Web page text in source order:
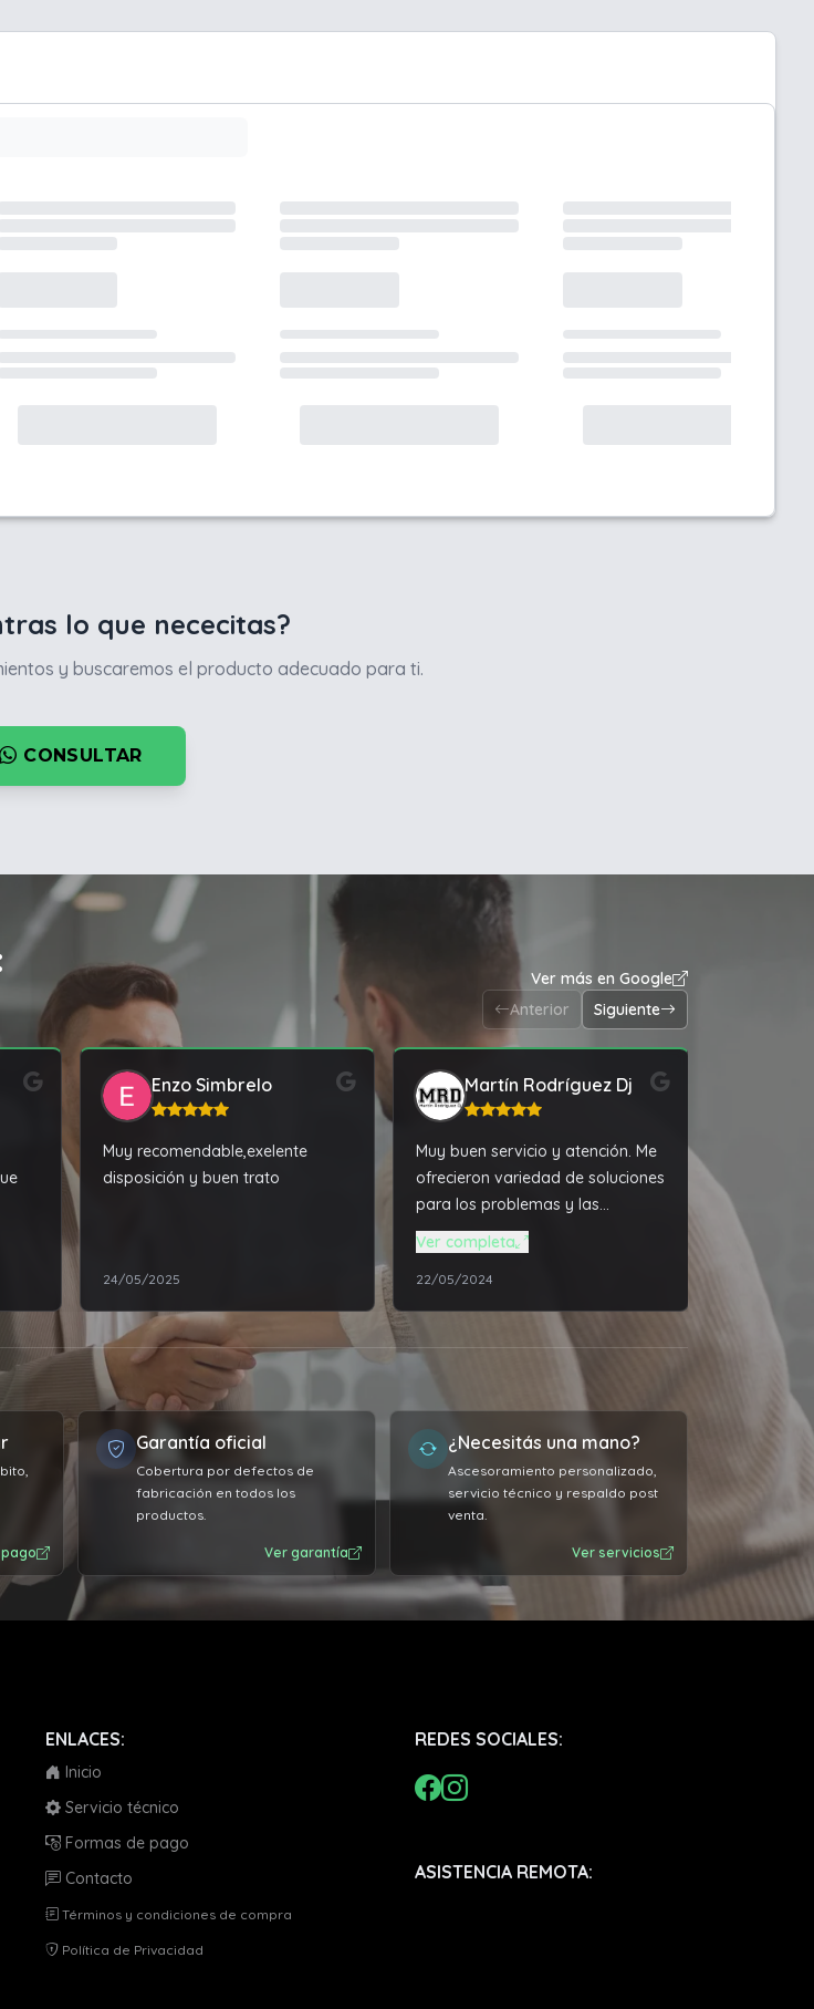
lo que nececitas?
y buscaremos el producto adecuado para ti.
CONSULTAR
Ver más en Google
Anterior
Siguiente
Enzo Simbrelo
Muy recomendable,exelente
disposición y buen trato
24/05/2025
Martín Rodríguez Dj
Muy buen servicio y atención. Me
ofrecieron variedad de soluciones
para los problemas y las
actualizaciones que necesitaba
mi notebook, todo acorde a mis
altas exigencias profesionales.
Excelente relación de productos /
mano de obra vs el precio
pagado por el servicio.
máquina vuela más que nunca.
Muy agradecido 👏🏼
Ver completa
22/05/2024 23/03/2026
Garantía oficial
Cobertura por defectos de
fabricación en todos los
productos.
Ver garantía
¿Necesitás una mano?
Ascesoramiento personalizado,
servicio técnico y respaldo post
venta.
Ver servicios
ENLACES:
Inicio
Servicio técnico
Formas de pago
Contacto
Términos y condiciones de compra
Política de Privacidad
REDES SOCIALES:
ASISTENCIA REMOTA: